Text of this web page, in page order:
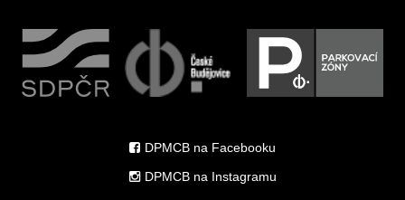
DPMCB na Facebooku
DPMCB na Instagramu